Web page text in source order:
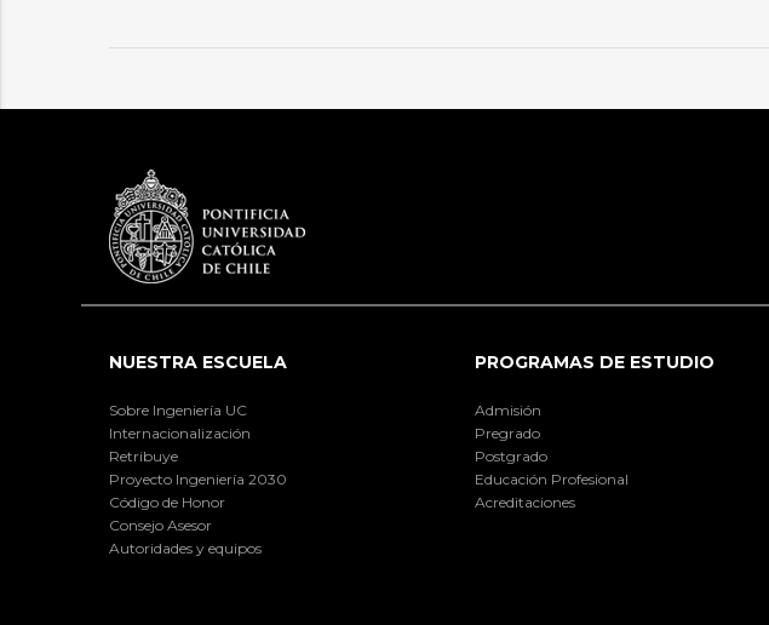
NUESTRA ESCUELA
Sobre Ingeniería UC
Internacionalización
Retribuye
Proyecto Ingeniería 2030
Código de Honor
Consejo Asesor
Autoridades y equipos
PROGRAMAS DE ESTUDIO
Admisión
Pregrado
Postgrado
Educación Profesional
Acreditaciones